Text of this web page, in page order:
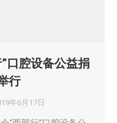
口腔设备公益捐
行
年6月17日